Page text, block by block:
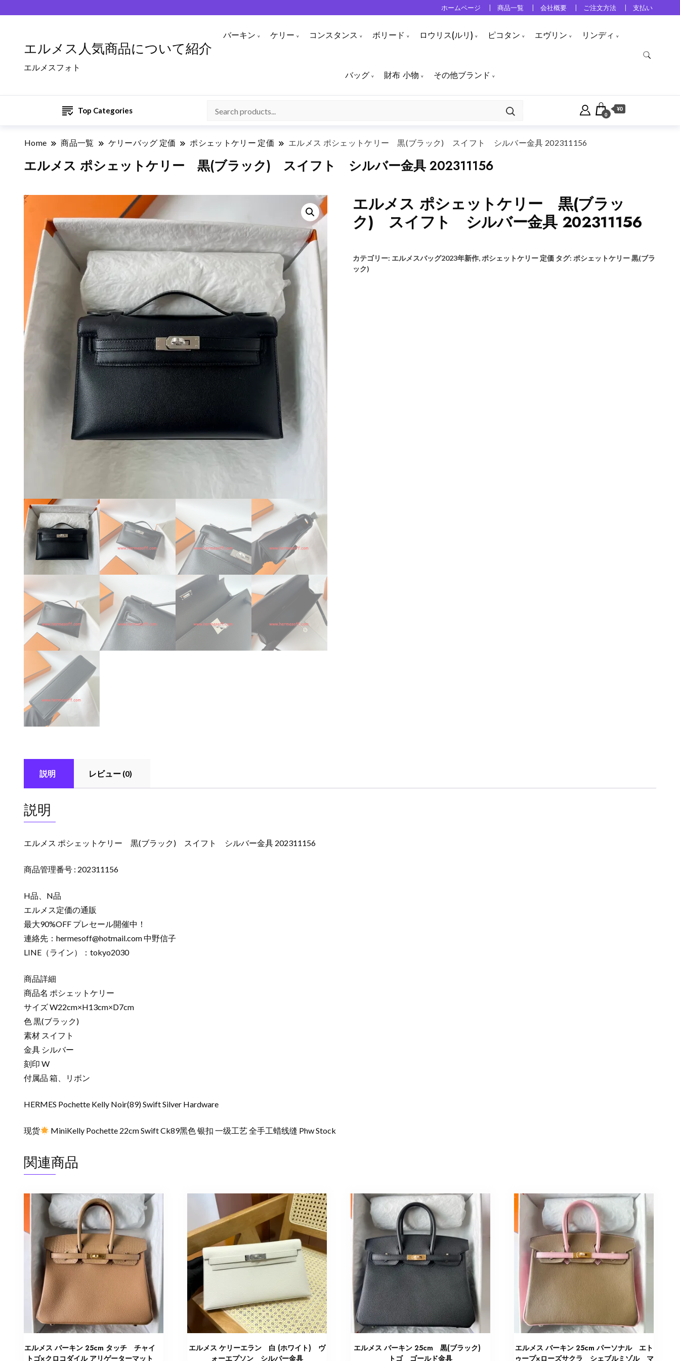
ホームページ 商品一覧 会社概要 ご注文方法 支払い
エルメス人気商品について紹介
エルメスフォト
バーキン ケリー コンスタンス ボリード ロウリス(ルリ) ピコタン エヴリン リンディ
バッグ 財布 小物 その他ブランド
Top Categories 0
¥0
Home 商品一覧 ケリーバッグ 定価 ポシェットケリー 定価 エルメス ポシェットケリー 黒(ブラック) スイフト シルバー金具 202311156
エルメス ポシェットケリー 黒(ブラック) スイフト シルバー金具 202311156
エルメス ポシェットケリー 黒(ブラッ
ク) スイフト シルバー金具 202311156
カテゴリー: エルメスバッグ2023年新作, ポシェットケリー 定価 タグ: ポシェットケリー 黒(ブラ
ック)
説明 レビュー (0)
説明
エルメス ポシェットケリー 黒(ブラック) スイフト シルバー金具 202311156
商品管理番号 : 202311156
H品、N品
エルメス定価の通販
最大90%OFF プレセール開催中！
連絡先： hermesoff@hotmail.com中野信子
LINE（ライン）：tokyo2030
商品詳細
商品名 ポシェットケリー
サイズ W22cm×H13cm×D7cm
色 黒(ブラック)
素材 スイフト
金具 シルバー
刻印 W
付属品 箱、リボン
HERMES Pochette Kelly Noir(89) Swift Silver Hardware
现货 MiniKelly Pochette 22cm Swift Ck89黑色 银扣 一级工艺 全手工蜡线缝 Phw Stock
関連商品
エルメス バーキン 25cm タッチ チャイ
トゴ×クロコダイル アリゲーターマット
エルメス ケリーエラン 白 (ホワイト) ヴ
ォーエプソン シルバー金具
エルメス バーキン 25cm 黒(ブラック)
トゴ ゴールド金具
エルメス バーキン 25cm パーソナル エト
ゥープ×ローズサクラ シェブルミゾル マ